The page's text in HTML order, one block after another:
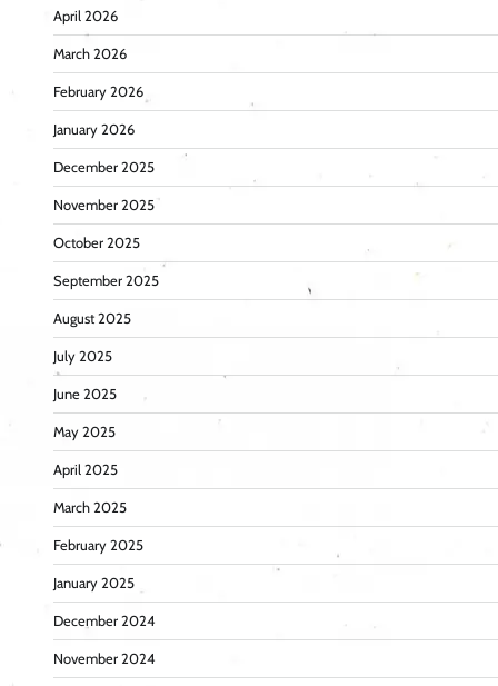
April 2026
March 2026
February 2026
January 2026
December 2025
November 2025
October 2025
September 2025
August 2025
July 2025
June 2025
May 2025
April 2025
March 2025
February 2025
January 2025
December 2024
November 2024